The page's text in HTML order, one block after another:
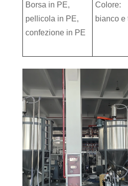
Borsa in PE,
pellicola in PE,
confezione in PE
Colore:
bianco